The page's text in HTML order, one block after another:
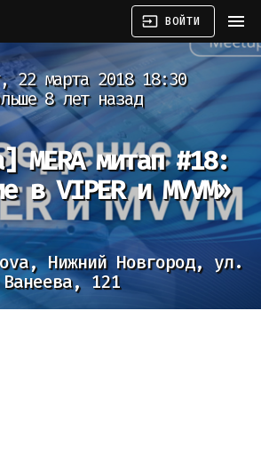
input ВОЙТИ menu
22 марта 2018 18:30
8 лет назад
MERA митап #18:
в VIPER и MVVM»
Нижний Новгород, ул.
Ванеева, 121